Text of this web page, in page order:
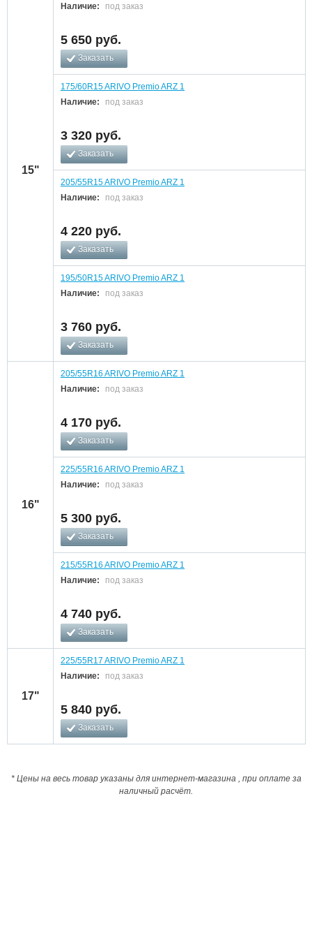
15"
Наличие: под заказ
5 650 руб.
Заказать
175/60R15 ARIVO Premio ARZ 1
Наличие:
под заказ
3 320 руб.
Заказать
205/55R15 ARIVO Premio ARZ 1
Наличие:
под заказ
4 220 руб.
Заказать
195/50R15 ARIVO Premio ARZ 1
Наличие:
под заказ
3 760 руб.
Заказать
16"
205/55R16 ARIVO Premio ARZ 1
Наличие:
под заказ
4 170 руб.
Заказать
225/55R16 ARIVO Premio ARZ 1
Наличие:
под заказ
5 300 руб.
Заказать
215/55R16 ARIVO Premio ARZ 1
Наличие:
под заказ
4 740 руб.
Заказать
17"
225/55R17 ARIVO Premio ARZ 1
Наличие:
под заказ
5 840 руб.
Заказать
* Цены на весь товар указаны для интернет-магазина , при оплате за
наличный расчёт.